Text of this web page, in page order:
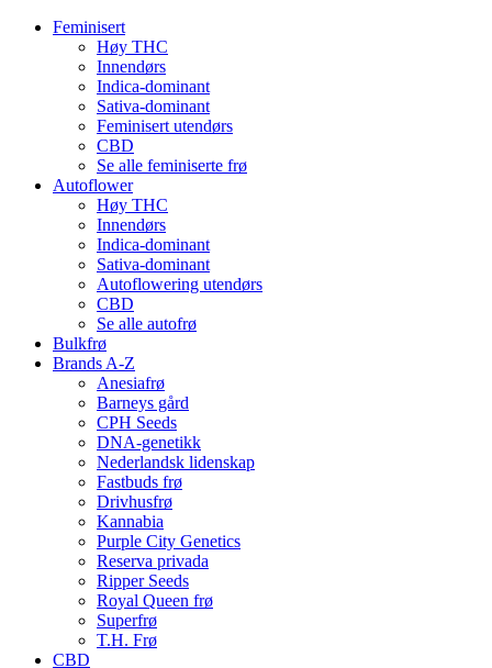
Feminisert
Høy THC
Innendørs
Indica-dominant
Sativa-dominant
Feminisert utendørs
CBD
Se alle feminiserte frø
Autoflower
Høy THC
Innendørs
Indica-dominant
Sativa-dominant
Autoflowering utendørs
CBD
Se alle autofrø
Bulkfrø
Brands A-Z
Anesiafrø
Barneys gård
CPH Seeds
DNA-genetikk
Nederlandsk lidenskap
Fastbuds frø
Drivhusfrø
Kannabia
Purple City Genetics
Reserva privada
Ripper Seeds
Royal Queen frø
Superfrø
T.H. Frø
CBD